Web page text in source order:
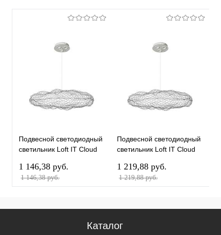
Подвесной светодиодный
светильник Loft IT Cloud
1 146,38 pуб.
1 146,38 pуб.
Подвесной светодиодный
светильник Loft IT Cloud
1 219,88 pуб.
1 219,88 pуб.
Каталог